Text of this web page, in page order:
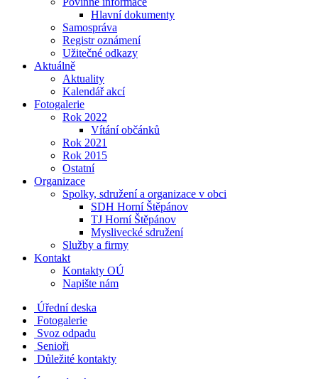
Hlavní dokumenty
Samospráva
Registr oznámení
Užitečné odkazy
Aktuálně
Aktuality
Kalendář akcí
Fotogalerie
Rok 2022
Vítání občánků
Rok 2021
Rok 2015
Ostatní
Organizace
Spolky, sdružení a organizace v obci
SDH Horní Štěpánov
TJ Horní Štěpánov
Myslivecké sdružení
Služby a firmy
Kontakt
Kontakty OÚ
Napište nám
Úřední deska
Fotogalerie
Svoz odpadu
Senioři
Důležité kontakty